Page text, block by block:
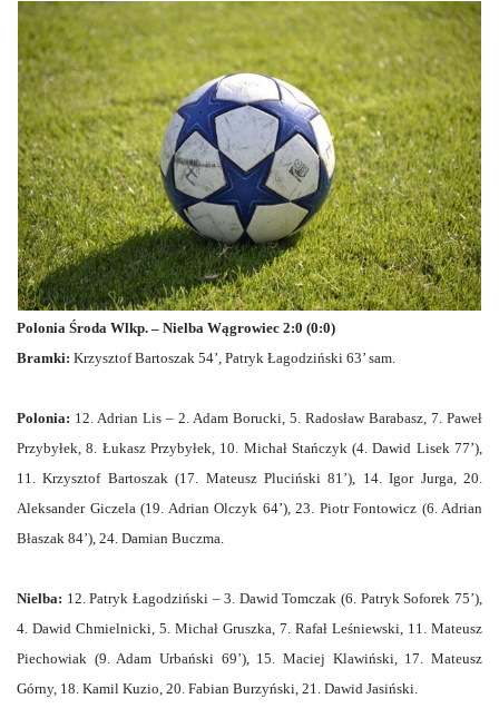
Polonia Środa Wlkp. – Nielba Wągrowiec 2:0 (0:0)
Bramki: Krzysztof Bartoszak 54’, Patryk Łagodziński 63’ sam.
Polonia: 12. Adrian Lis – 2. Adam Borucki, 5. Radosław Barabasz, 7. Paweł
Przybyłek, 8. Łukasz Przybyłek, 10. Michał Stańczyk (4. Dawid Lisek 77’),
11. Krzysztof Bartoszak (17. Mateusz Pluciński 81’), 14. Igor Jurga, 20.
Aleksander Giczela (19. Adrian Olczyk 64’), 23. Piotr Fontowicz (6. Adrian
Błaszak 84’), 24. Damian Buczma.
Nielba: 12. Patryk Łagodziński – 3. Dawid Tomczak (6. Patryk Soforek 75’),
4. Dawid Chmielnicki, 5. Michał Gruszka, 7. Rafał Leśniewski, 11. Mateusz
Piechowiak (9. Adam Urbański 69’), 15. Maciej Klawiński, 17. Mateusz
Górny, 18. Kamil Kuzio, 20. Fabian Burzyński, 21. Dawid Jasiński.